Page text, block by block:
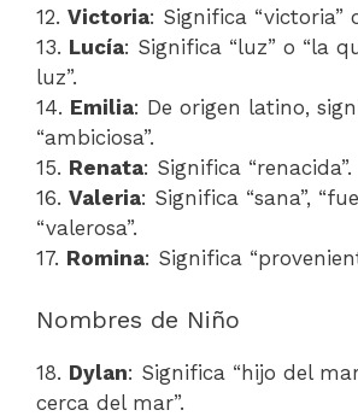
12. Victoria: Significa “victoria”
13. Lucía: Significa “luz” o “la
luz”.
14. Emilia: De origen latino,
“ambiciosa”.
15. Renata: Significa “renacida”.
16. Valeria: Significa “sana”,
“valerosa”.
17. Romina: Significa
Nombres de Niño
18. Dylan: Significa “hijo del
cerca del mar”.